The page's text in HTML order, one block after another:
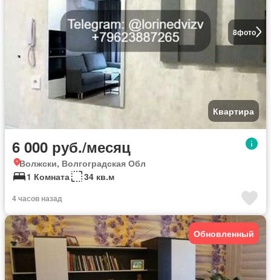
8фото
Квартира
6 000 руб./месяц
Волжски, Волгоградская Обл
1 Комната
34 кв.м
4 часов назад
Обновленный